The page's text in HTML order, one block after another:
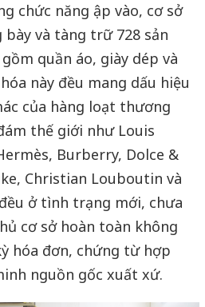
chức năng ập vào, cơ sở
và tàng trữ 728 sản
quần áo, giày dép và
này đều mang dấu hiệu
của hàng loạt thương
thế giới như Louis
Burberry, Dolce &
Christian Louboutin và
ở tình trạng mới, chưa
cơ sở hoàn toàn không
hóa đơn, chứng từ hợp
nguồn gốc xuất xứ.